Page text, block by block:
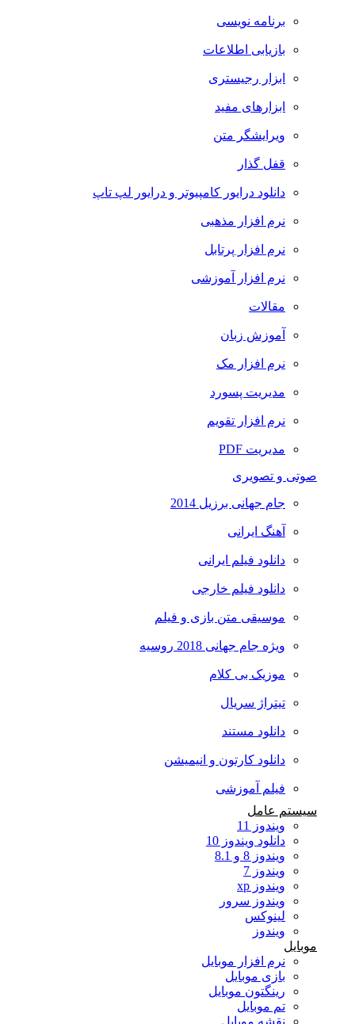
برنامه نویسی
بازیابی اطلاعات
ابزار رجیستری
ابزارهای مفید
ویرایشگر متن
قفل گذار
دانلود درایور کامپیوتر و درایور لپ تاپ
نرم افزار مذهبی
نرم افزار پرتابل
نرم افزار آموزشی
مقالات
آموزش زبان
نرم افزار مک
مدیریت پسورد
نرم افزار تقویم
مدیریت PDF
صوتی و تصویری
جام جهانی برزیل 2014
آهنگ ایرانی
دانلود فیلم ایرانی
دانلود فیلم خارجی
موسیقی متن بازی و فیلم
ویژه جام جهانی 2018 روسیه
موزیک بی کلام
تیتراژ سریال
دانلود مستند
دانلود کارتون و انیمیشن
فیلم آموزشی
سیستم عامل
ویندوز 11
دانلود ویندوز 10
ویندوز 8 و 8.1
ویندوز 7
ویندوز xp
ویندوز سرور
لینوکس
ویندوز
نرم افزار موبایل
بازی موبایل
رینگتون موبایل
تم موبایل
نقشه موبایل